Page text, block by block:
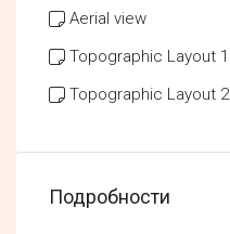
Aerial view
Topographic Layout 1
Topographic Layout 2
Подробности